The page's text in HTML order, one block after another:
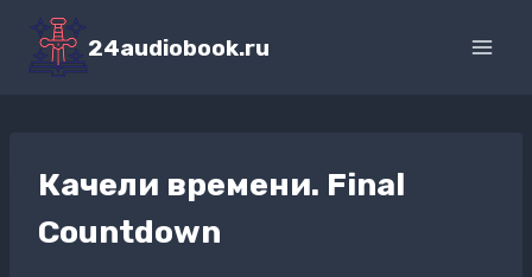
Перейти
содержимому
24audiobook.ru
Качели времени. Final
Countdown